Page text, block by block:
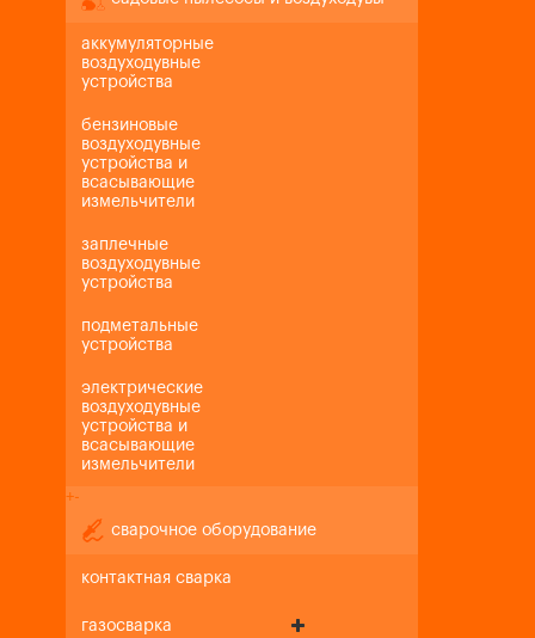
аккумуляторные
воздуходувные
устройства
бензиновые
воздуходувные
устройства и
всасывающие
измельчители
заплечные
воздуходувные
устройства
подметальные
устройства
электрические
воздуходувные
устройства и
всасывающие
измельчители
+-
сварочное оборудование
контактная сварка
газосварка